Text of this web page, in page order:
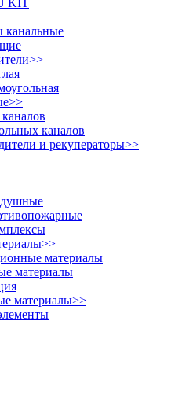
KIT
канальные
>>
>>
каналов
и рекуператоры>>
>>
материалы
материалы
материалы>>